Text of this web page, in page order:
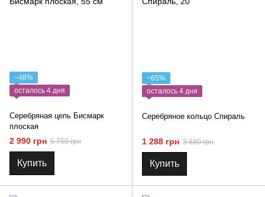
−48%
осталось 4 дня
Серебряная цепь Бисмарк
плоская
2 990 грн 5 750 грн
Купить
−65%
осталось 4 дня
Серебряное кольцо Спираль
1 288 грн 3 680 грн
Купить